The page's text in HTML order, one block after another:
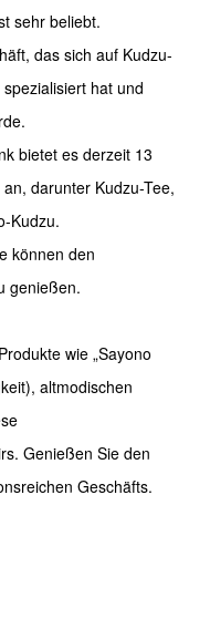
sehr beliebt.
das sich auf Kudzu-
hat und
bietet es derzeit 13
darunter Kudzu-Tee,
Kudzu.
können den
genießen.
wie „Sayono
altmodischen
Genießen Sie den
Geschäfts.